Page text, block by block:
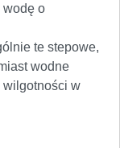
wodę o
te stepowe,
wodne
wilgotności w